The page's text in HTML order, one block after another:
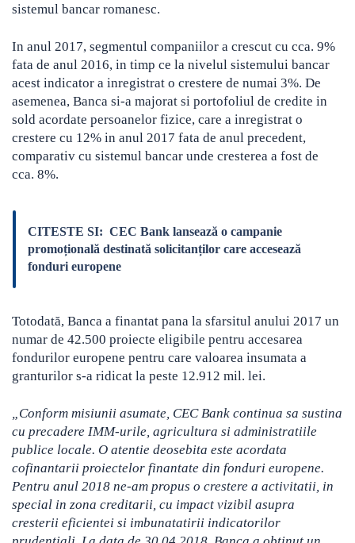
sistemul bancar romanesc.
In anul 2017, segmentul companiilor a crescut cu cca. 9%
fata de anul 2016, in timp ce la nivelul sistemului bancar
acest indicator a inregistrat o crestere de numai 3%. De
asemenea, Banca si-a majorat si portofoliul de credite in
sold acordate persoanelor fizice, care a inregistrat o
crestere cu 12% in anul 2017 fata de anul precedent,
comparativ cu sistemul bancar unde cresterea a fost de
cca. 8%.
CITESTE SI: CEC Bank lansează o campanie
promoțională destinată solicitanților care accesează
fonduri europene
Totodată, Banca a finantat pana la sfarsitul anului 2017 un
numar de 42.500 proiecte eligibile pentru accesarea
fondurilor europene pentru care valoarea insumata a
granturilor s-a ridicat la peste 12.912 mil. lei.
„Conform misiunii asumate, CEC Bank continua sa sustina
cu precadere IMM-urile, agricultura si administratiile
publice locale. O atentie deosebita este acordata
cofinantarii proiectelor finantate din fonduri europene.
Pentru anul 2018 ne-am propus o crestere a activitatii, in
special in zona creditarii, cu impact vizibil asupra
cresterii eficientei si imbunatatirii indicatorilor